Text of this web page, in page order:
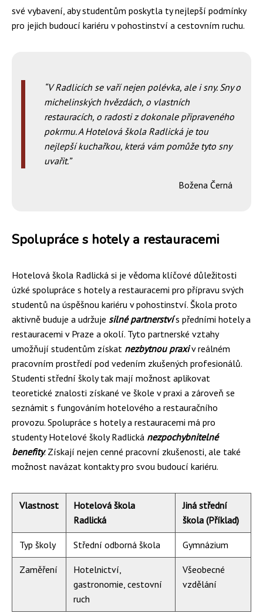
své vybavení, aby studentům poskytla ty nejlepší podmínky
pro jejich budoucí kariéru v pohostinství a cestovním ruchu.
V Radlicích se vaří nejen polévka, ale i sny. Sny o
michelinských hvězdách, o vlastních
restauracích, o radosti z dokonale připraveného
pokrmu. A Hotelová škola Radlická je tou
nejlepší kuchařkou, která vám pomůže tyto sny
uvařit.
Božena Černá
Spolupráce s hotely a restauracemi
Hotelová škola Radlická si je vědoma klíčové důležitosti
úzké spolupráce s hotely a restauracemi pro přípravu svých
studentů na úspěšnou kariéru v pohostinství. Škola proto
aktivně buduje a udržuje silné partnerstvís předními hotely a
restauracemi v Praze a okolí. Tyto partnerské vztahy
umožňují studentům získat nezbytnou praxiv reálném
pracovním prostředí pod vedením zkušených profesionálů.
Studenti střední školy tak mají možnost aplikovat
teoretické znalosti získané ve škole v praxi a zároveň se
seznámit s fungováním hotelového a restauračního
provozu. Spolupráce s hotely a restauracemi má pro
studenty Hotelové školy Radlická nezpochybnitelné
benefity. Získají nejen cenné pracovní zkušenosti, ale také
možnost navázat kontakty pro svou budoucí kariéru.
Vlastnost
Hotelová škola
Radlická
Jiná střední
škola (Příklad)
Typ školy Střední odborná škola Gymnázium
Zaměření
Hotelnictví,
gastronomie, cestovní
ruch
Všeobecné
vzdělání